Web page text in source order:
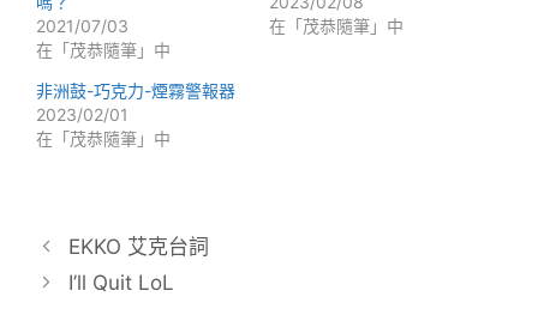
2021/07/03
在「茂恭隨筆」中
在「茂恭隨筆」中
非洲鼓-巧克力-煙霧警報器
2023/02/01
在「茂恭隨筆」中
EKKO 艾克台詞
I’ll Quit LoL